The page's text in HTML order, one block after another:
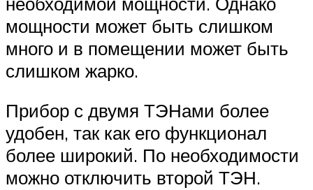
мощности может быть слишком
много и в помещении может быть
слишком жарко.
Прибор с двумя ТЭНами более
удобен, так как его функционал
более широкий. По необходимости
можно отключить второй ТЭН.